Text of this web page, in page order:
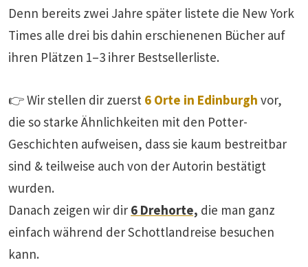
Denn bereits zwei Jahre später listete die New York
Times alle drei bis dahin erschienenen Bücher auf
ihren Plätzen 1–3 ihrer Bestsellerliste.
👉 Wir stellen dir zuerst 6 Orte in Edinburgh vor,
die so starke Ähnlichkeiten mit den Potter-
Geschichten aufweisen, dass sie kaum bestreitbar
sind & teilweise auch von der Autorin bestätigt
wurden.
Danach zeigen wir dir 6 Drehorte, die man ganz
einfach während der Schottlandreise besuchen
kann.